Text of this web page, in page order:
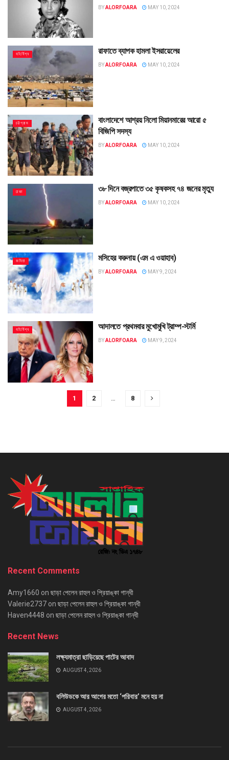
BYALORFOARA MAY 10, 2024
বহির্বিশ্ব রাফাতে ব্যাপক হামলা ইসরায়েলের
BYALORFOARA MAY 10, 2024
চট্টগ্রাম
বাংলাদেশে আশ্রয় নিলো মিয়ানমারের আরো ৫
বিজিপি সদস্য
BYALORFOARA MAY 10, 2024
ঢাকা ৩৮ দিনে বজ্রপাতে ৩৫ কৃষকসহ ৭৪ জনের মৃত্যু
BYALORFOARA MAY 10, 2024
কবিতা মসিহের করুনায় (এম এ ওয়াহাব)
BYALORFOARA MAY 9, 2024
বহির্বিশ্ব আদালতে প্রথমবার মুখোমুখি ট্রাম্প-স্টর্মি
BYALORFOARA MAY 9, 2024
1 2 8
Recent Comments
Amy1660 on ছাড়া পেলেন রাহুল ও প্রিয়াঙ্কা গান্ধী
Valerie2737 on ছাড়া পেলেন রাহুল ও প্রিয়াঙ্কা গান্ধী
Haven4448 on ছাড়া পেলেন রাহুল ও প্রিয়াঙ্কা গান্ধী
Recent News
লক্ষ্যমাত্রা ছাড়িয়েছে পাটের আবাদ
AUGUST 4, 2026
বলিউডকে আর আগের মতো ‘পরিবার’ মনে হয় না
AUGUST 4, 2026